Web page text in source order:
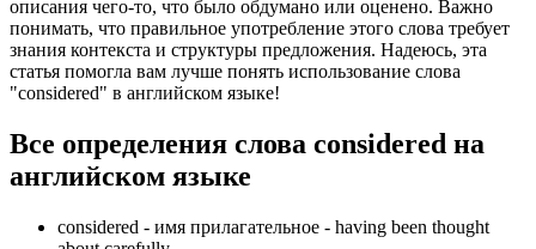
описания чего-то, что было обдумано или оценено. Важно
понимать, что правильное употребление этого слова требует
знания контекста и структуры предложения. Надеюсь, эта
статья помогла вам лучше понять использование слова
"considered" в английском языке!
Все определения слова considered на
английском языке
considered - имя прилагательное - having been thought